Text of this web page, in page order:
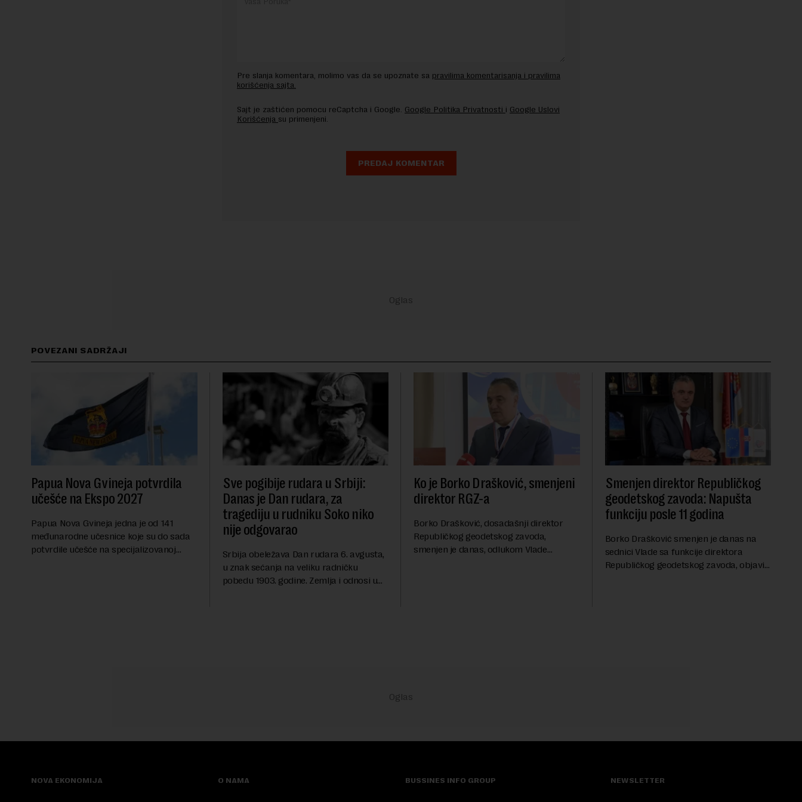
Pre slanja komentara, molimo vas da se upoznate sa pravilima komentarisanja i pravilima
korišćenja sajta.
Sajt je zaštićen pomocu reCaptcha i Google. Google Politika Privatnosti i Google Uslovi
Korišćenja su primenjeni.
POVEZANI SADRŽAJI
Papua Nova Gvineja potvrdila
učešće na Ekspo 2027
Papua Nova Gvineja jedna je od 141
međunarodne učesnice koje su do sada
potvrdile učešće na specijalizovanoj
Sve pogibije rudara u Srbiji:
Danas je Dan rudara, za
tragediju u rudniku Soko niko
nije odgovarao
Srbija obeležava Dan rudara 6. avgusta,
u znak sećanja na veliku radničku
pobedu 1903. godine. Zemlja i odnosi u
Ko je Borko Drašković, smenjeni
direktor RGZ-a
Borko Drašković, dosadašnji direktor
Republičkog geodetskog zavoda,
smenjen je danas, odlukom Vlade
Smenjen direktor Republičkog
geodetskog zavoda: Napušta
funkciju posle 11 godina
Borko Drašković smenjen je danas na
sednici Vlade sa funkcije direktora
Republičkog geodetskog zavoda, objavio
NOVA EKONOMIJA O NAMA BUSSINES INFO GROUP NEWSLETTER